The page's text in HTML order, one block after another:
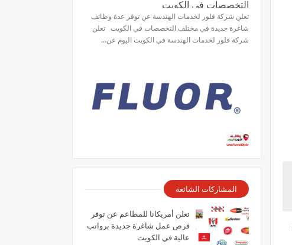
التخصصات في الكويت
تعلن شركة فلور لخدمات الهندسة عن توفر عدة وظائف
شاغرة جديدة في مختلف التخصصات في الكويت تعلن
شركة فلور لخدمات الهندسة في الكويت اليوم عن…
المشاركات الشائعة
تعلن أمريكانا للمطاعم عن توفر
فرص عمل شاغرة جديدة برواتب
عالية في الكويت